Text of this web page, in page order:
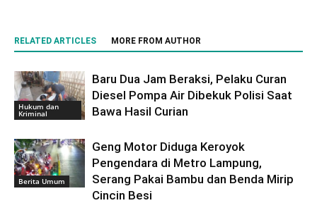
RELATED ARTICLES MORE FROM AUTHOR
Hukum dan
Kriminal
Baru Dua Jam Beraksi, Pelaku Curan
Diesel Pompa Air Dibekuk Polisi Saat
Bawa Hasil Curian
Berita Umum
Geng Motor Diduga Keroyok
Pengendara di Metro Lampung,
Serang Pakai Bambu dan Benda Mirip
Cincin Besi